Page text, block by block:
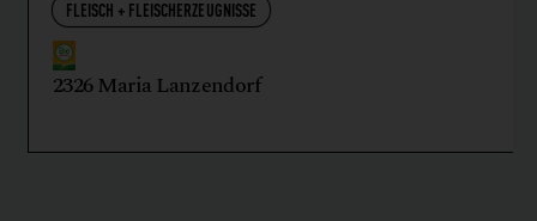
FLEISCH + FLEISCHERZEUGNISSE
2326 Maria Lanzendorf